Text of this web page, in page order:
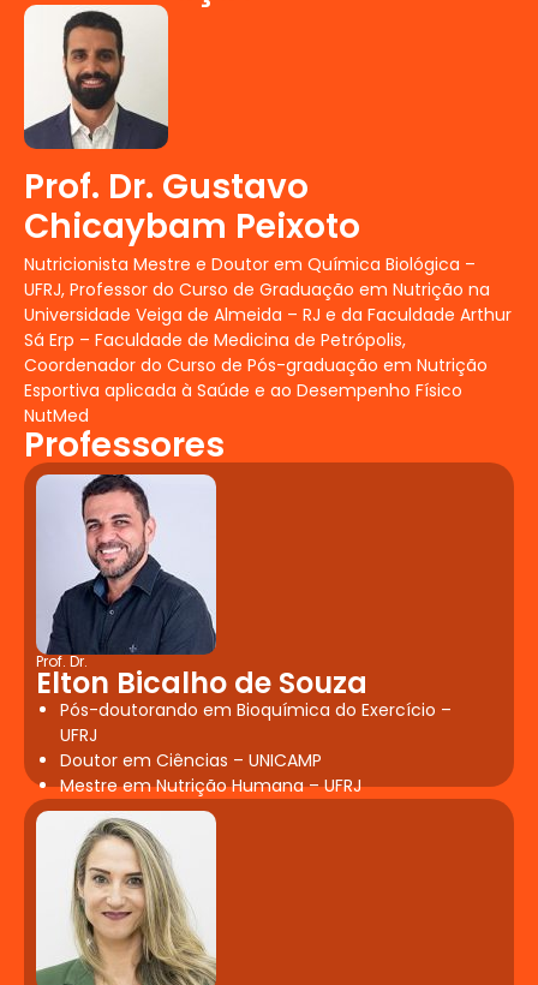
aeróbicas.
Tópicos Integrados em Nutrição
Esportiva para Exercícios de
Força
nutricionais, cálculo de dietas,
suplementação e correlação clínica
com as diversas modalidades
esportivas de força
Nutrição Esportiva nas Doenças
CrônicasNutrição esportiva
aplicada a Doenças
Cardiovasculares e Diabetes
Marketing aplicado a Nutrição
Esportiva
Nutrição Esportiva
Metodologia Científica
Esse curso de Pós-graduação não
possui Trabalho de Conclusão de
Curso conforme resolução do
Ministério da Educação (1/2018),
publicada em 06/04/2018
Prof. Dr. Gustavo
Chicaybam Peixoto
Nutricionista Mestre e Doutor em Química Biológica –
UFRJ, Professor do Curso de Graduação em Nutrição na
Universidade Veiga de Almeida – RJ e da Faculdade Arthur
Sá Erp – Faculdade de Medicina de Petrópolis,
Coordenador do Curso de Pós-graduação em Nutrição
Esportiva aplicada à Saúde e ao Desempenho Físico
NutMed
Professores
Prof. Dr.
Elton Bicalho de Souza
Pós-doutorando em Bioquímica do Exercício –
UFRJ
Doutor em Ciências – UNICAMP
Mestre em Nutrição Humana – UFRJ